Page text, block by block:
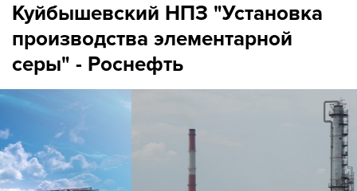
Куйбышевский НПЗ "Установка
производства элементарной
серы" - Роснефть